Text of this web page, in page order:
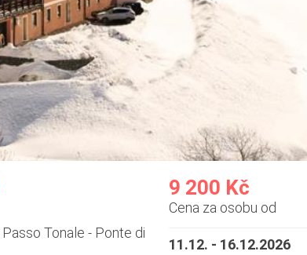
Passo Tonale - Ponte di
9 200 Kč
Cena za osobu od
11.12. - 16.12.2026